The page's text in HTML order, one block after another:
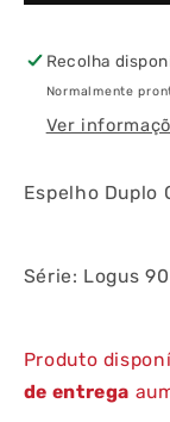
Recolha
Normalmente
Ver
Espelho Duplo
Série: Logus 90
Produto
de entrega